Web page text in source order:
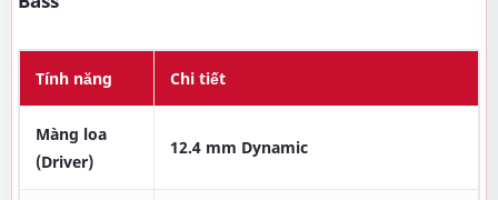
Tính năng Chi tiết
Màng loa
(Driver)
12.4 mm Dynamic